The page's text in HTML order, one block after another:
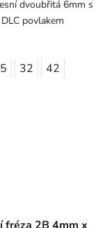
dvoubřitá 6mm s
DLC povlakem
32 42
fréza 2B 4mm x